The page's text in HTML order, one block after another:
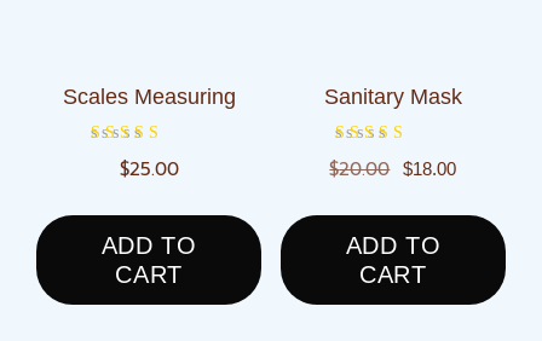
Scales Measuring
Rated
$25.00
ADD TO
CART
Sanitary Mask
Rated
$20.00 Original
was:
$20.00.
$18.00Current
is:
$18.00.
ADD TO
CART